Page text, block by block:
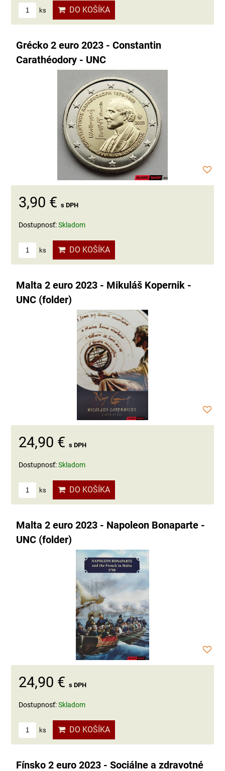
ks DO KOŠÍKA
Grécko 2 euro 2023 - Constantin
Carathéodory - UNC
3,90 € s DPH
Dostupnosť:Skladom
ks DO KOŠÍKA
Malta 2 euro 2023 - Mikuláš Kopernik -
UNC (folder)
24,90 € s DPH
Dostupnosť:Skladom
ks DO KOŠÍKA
Malta 2 euro 2023 - Napoleon Bonaparte -
UNC (folder)
24,90 € s DPH
Dostupnosť:Skladom
ks DO KOŠÍKA
Fínsko 2 euro 2023 - Sociálne a zdravotné